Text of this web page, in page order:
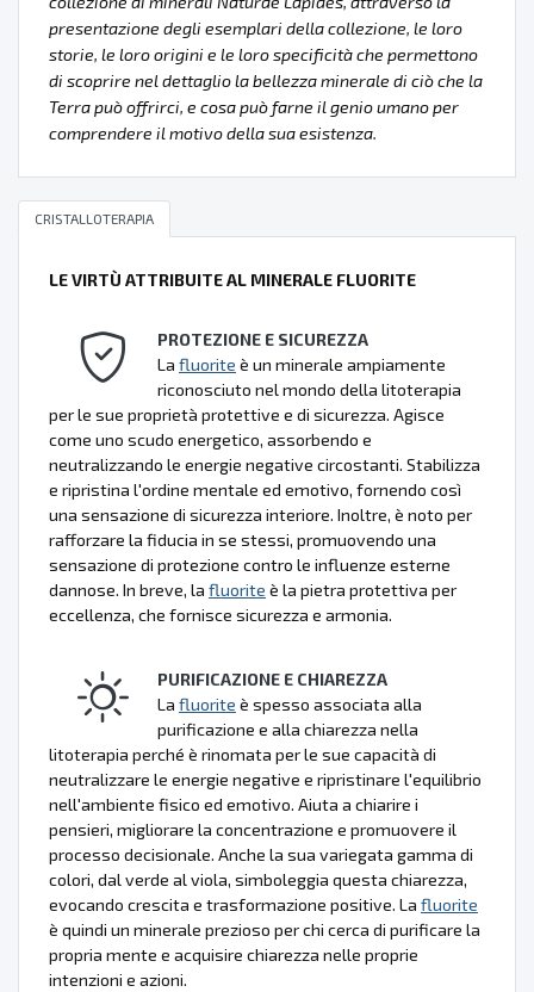
presentazione degli esemplari della collezione, le loro
storie, le loro origini e le loro specificità che permettono
di scoprire nel dettaglio la bellezza minerale di ciò che la
Terra può offrirci, e cosa può farne il genio umano per
comprendere il motivo della sua esistenza.
CRISTALLOTERAPIA
LE VIRTÙ ATTRIBUITE AL MINERALE FLUORITE
PROTEZIONE E SICUREZZA
La fluorite è un minerale ampiamente
riconosciuto nel mondo della litoterapia
per le sue proprietà protettive e di sicurezza. Agisce
come uno scudo energetico, assorbendo e
neutralizzando le energie negative circostanti. Stabilizza
e ripristina l'ordine mentale ed emotivo, fornendo così
una sensazione di sicurezza interiore. Inoltre, è noto per
rafforzare la fiducia in se stessi, promuovendo una
sensazione di protezione contro le influenze esterne
dannose. In breve, la fluorite è la pietra protettiva per
eccellenza, che fornisce sicurezza e armonia.
PURIFICAZIONE E CHIAREZZA
La fluorite è spesso associata alla
purificazione e alla chiarezza nella
litoterapia perché è rinomata per le sue capacità di
neutralizzare le energie negative e ripristinare l'equilibrio
nell'ambiente fisico ed emotivo. Aiuta a chiarire i
pensieri, migliorare la concentrazione e promuovere il
processo decisionale. Anche la sua variegata gamma di
colori, dal verde al viola, simboleggia questa chiarezza,
evocando crescita e trasformazione positive. La fluorite
è quindi un minerale prezioso per chi cerca di purificare la
propria mente e acquisire chiarezza nelle proprie
intenzioni e azioni.